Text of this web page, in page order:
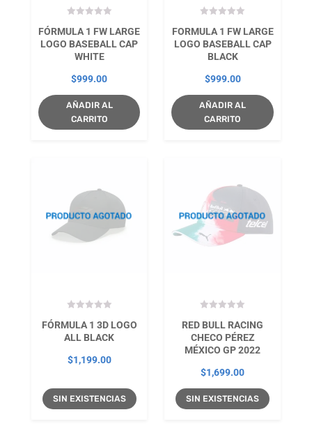
FÓRMULA 1 FW LARGE
LOGO BASEBALL CAP
WHITE
$999.00
AÑADIR AL
CARRITO
FORMULA 1 FW LARGE
LOGO BASEBALL CAP
BLACK
$999.00
AÑADIR AL
CARRITO
FÓRMULA 1 3D LOGO
ALL BLACK
$1,199.00
SIN EXISTENCIAS
RED BULL RACING
CHECO PÉREZ
MÉXICO GP 2022
$1,699.00
SIN EXISTENCIAS